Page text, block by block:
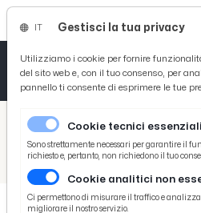
/
/ Serie B
Pordenone, la voce di Tesser alla vigilia del
Gestisci la tua privacy
Utilizziamo i cookie per fornire
del sito web e, con il tuo consenso, per
pannello ti consente di esprimere le tue
Cookie tecnici essenziali
Sono strettamente necessari per garantire il
richiesto e, pertanto, non richiedono il tuo
Cookie analitici non
Ci permettono di misurare il traffico e
migliorare il nostro servizio.
Tutto News
Tutto Sport
Basket
Ciclismo
Tutto Curiosità